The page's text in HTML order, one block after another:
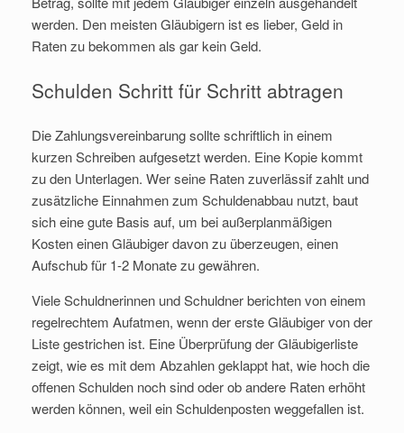
werden. Den meisten Gläubigern ist es lieber, Geld in
Raten zu bekommen als gar kein Geld.
Schulden Schritt für Schritt abtragen
Die Zahlungsvereinbarung sollte schriftlich in einem
kurzen Schreiben aufgesetzt werden. Eine Kopie kommt
zu den Unterlagen. Wer seine Raten zuverlässif zahlt und
zusätzliche Einnahmen zum Schuldenabbau nutzt, baut
sich eine gute Basis auf, um bei außerplanmäßigen
Kosten einen Gläubiger davon zu überzeugen, einen
Aufschub für 1-2 Monate zu gewähren.
Viele Schuldnerinnen und Schuldner berichten von einem
regelrechtem Aufatmen, wenn der erste Gläubiger von der
Liste gestrichen ist. Eine Überprüfung der Gläubigerliste
zeigt, wie es mit dem Abzahlen geklappt hat, wie hoch die
offenen Schulden noch sind oder ob andere Raten erhöht
werden können, weil ein Schuldenposten weggefallen ist.